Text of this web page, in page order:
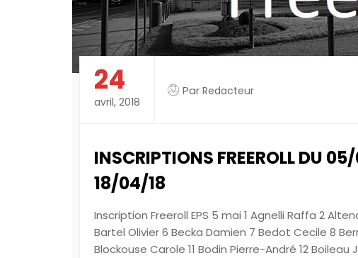
24
avril, 2018
Par Redacteur
INSCRIPTIONS FREEROLL DU
18/04/18
Inscription Freeroll EPS 5 mai 1 Agnelli Raffa 2
Bartel Olivier 6 Becka Damien 7 Bedot Cecile 8
Blockouse Carole 11 Bodin Pierre-André 12